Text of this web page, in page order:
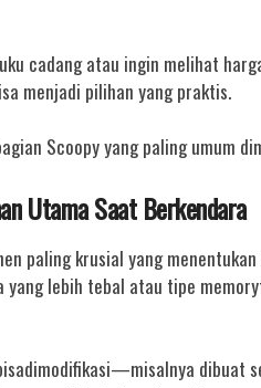
cadang atau ingin melihat
menjadi pilihan yang praktis.
Scoopy yang paling umum
Utama Saat Berkendara
paling krusial yang
yang lebih tebal atau tipe
dibuat